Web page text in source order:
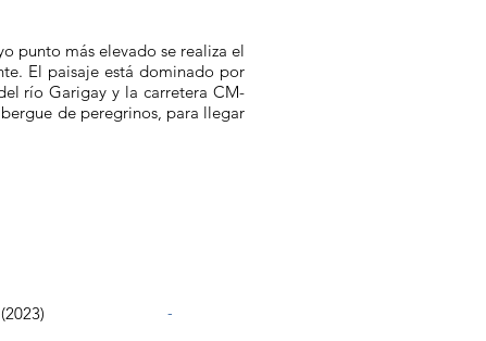
punto más elevado se realiza el
El paisaje está dominado por
río Garigay y la carretera CM-
de peregrinos, para llegar
-